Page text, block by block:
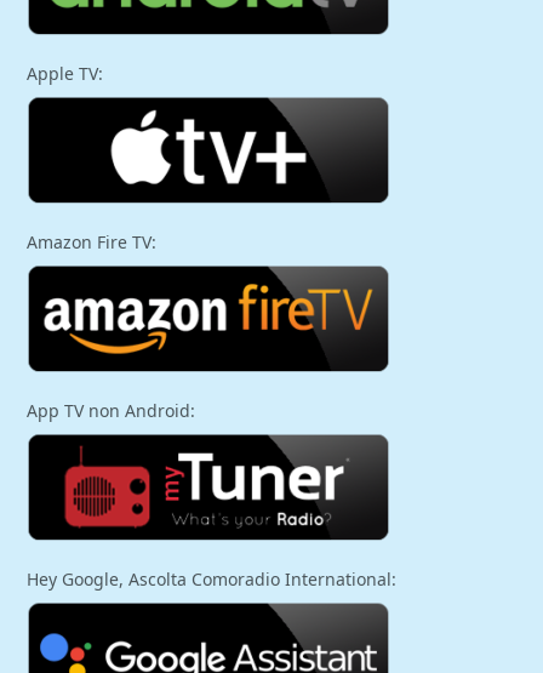
Apple TV:
Amazon Fire TV:
App TV non Android:
Hey Google, Ascolta Comoradio International: